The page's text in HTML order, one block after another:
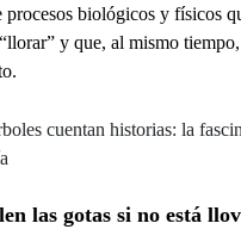
procesos biológicos y físicos
y que, al mismo tiempo,
cuentan historias: la
las gotas si no está